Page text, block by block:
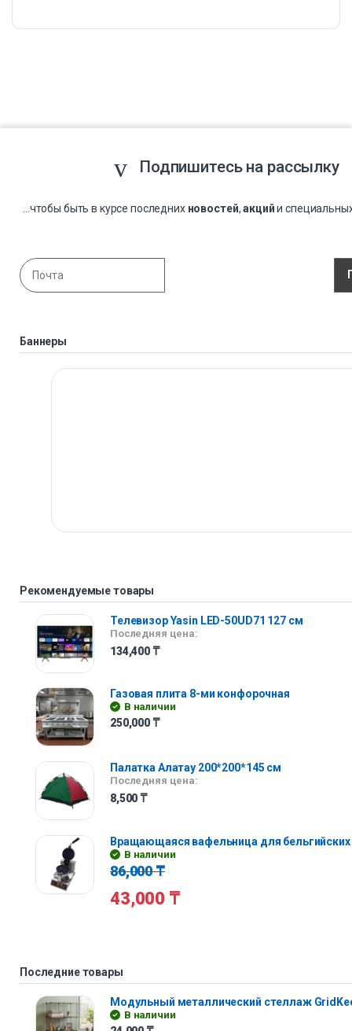
Подпишитесь на рассылку
...чтобы быть в курсе последних новостей,акцийи
Баннеры
Рекомендуемые товары
Телевизор Yasin LED-50UD71 127 см
Последняя цена:
134,400 ₸
Газовая плита 8-ми конфорочная
В наличии
250,000 ₸
Палатка Алатау 200*200*145 см
Последняя цена:
8,500 ₸
Вращающаяся вафельница для
В наличии
86,000₸
43,000 ₸
Последние товары
Модульный металлический стеллаж
В наличии